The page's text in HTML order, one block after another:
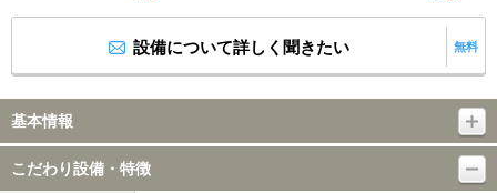
設備について詳しく聞きたい 無料
基本情報
こだわり設備・特徴